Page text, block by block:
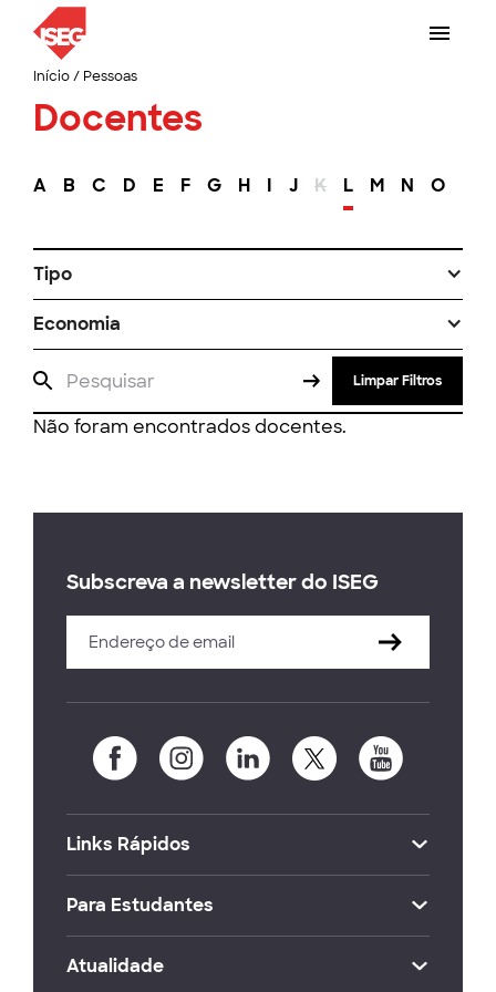
Início/ Pessoas
Docentes
A B C D E F G H I J K L M N O
Tipo
Economia
Limpar Filtros
Não foram encontrados docentes.
Subscreva a newsletter do ISEG
Links Rápidos
Para Estudantes
Atualidade